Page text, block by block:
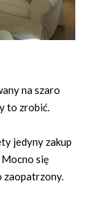
na szaro
to zrobić.
jedyny zakup
Mocno się
zaopatrzony.